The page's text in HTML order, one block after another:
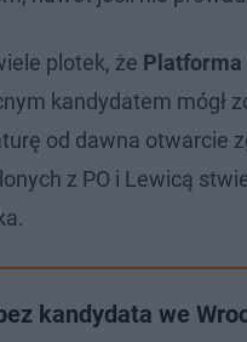
plotek, że Platforma
kandydatem mógł
od dawna otwarcie
z PO i Lewicą
kandydata we